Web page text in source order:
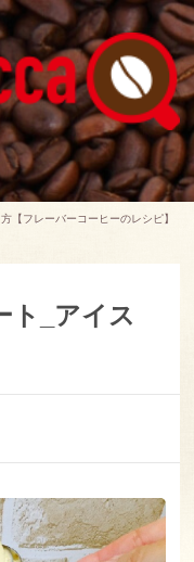
【フレーバーコーヒーのレシピ】
ト_アイス